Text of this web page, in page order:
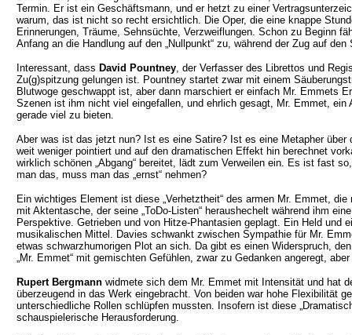
Termin. Er ist ein Geschäftsmann, und er hetzt zu einer
warum, das ist nicht so recht ersichtlich. Die Oper, die eine knappe
Erinnerungen, Träume, Sehnsüchte, Verzweiflungen. Schon zu Beginn
Anfang an die Handlung auf den „Nullpunkt“ zu, während der Zug auf
Interessant, dass David Pountney, der Verfasser des Librettos und
Zu(g)spitzung gelungen ist. Pountney startet zwar mit einem
Blutwoge geschwappt ist, aber dann marschiert er einfach Mr. Emmets
Szenen ist ihm nicht viel eingefallen, und ehrlich gesagt, Mr. Emmet,
gerade viel zu bieten.
Aber was ist das jetzt nun? Ist es eine Satire? Ist es eine Metapher
weit weniger pointiert und auf den dramatischen Effekt hin berechnet
wirklich schönen „Abgang“ bereitet, lädt zum Verweilen ein. Es ist fast
man das, muss man das „ernst“ nehmen?
Ein wichtiges Element ist diese „Verhetztheit“ des armen Mr. Emmet,
mit Aktentasche, der seine „ToDo-Listen“ heraushechelt während ihm
Perspektive. Getrieben und von Hitze-Phantasien geplagt. Ein Held
musikalischen Mittel. Davies schwankt zwischen Sympathie für Mr.
etwas schwarzhumorigen Plot an sich. Da gibt es einen Widerspruch,
„Mr. Emmet“ mit gemischten Gefühlen, zwar zu Gedanken angeregt,
Rupert Bergmann widmete sich dem Mr. Emmet mit Intensität und hat
überzeugend in das Werk eingebracht. Von beiden war hohe Flexibilität
unterschiedliche Rollen schlüpfen mussten. Insofern ist diese
schauspielerische Herausforderung.